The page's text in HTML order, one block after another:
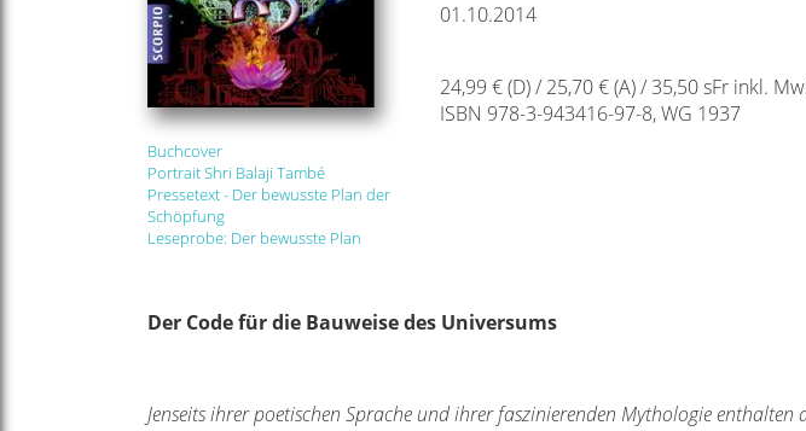
Buchcover
Portrait Shri Balaji També
Pressetext - Der bewusste Plan der
Schöpfung
Leseprobe: Der bewusste Plan
01.10.2014
24,99 € (D) / 25,70 € (A) / 35,50 sFr inkl.
ISBN 978-3-943416-97-8, WG 1937
Der Code für die Bauweise des Universums
Jenseits ihrer poetischen Sprache und ihrer faszinierenden Mythologie enthalten